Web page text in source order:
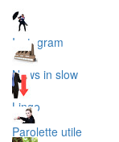
Instagram
News in slow
Lingo
Parolette utile